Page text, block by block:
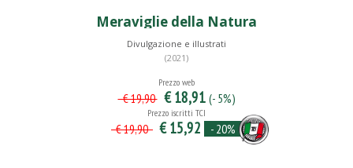
Meraviglie della Natura
Divulgazione e illustrati
(2021)
Prezzo web
€ 19,90 € 18,91 (- 5%)
Prezzo iscritti TCI
€ 19,90 € 15,92 - 20%